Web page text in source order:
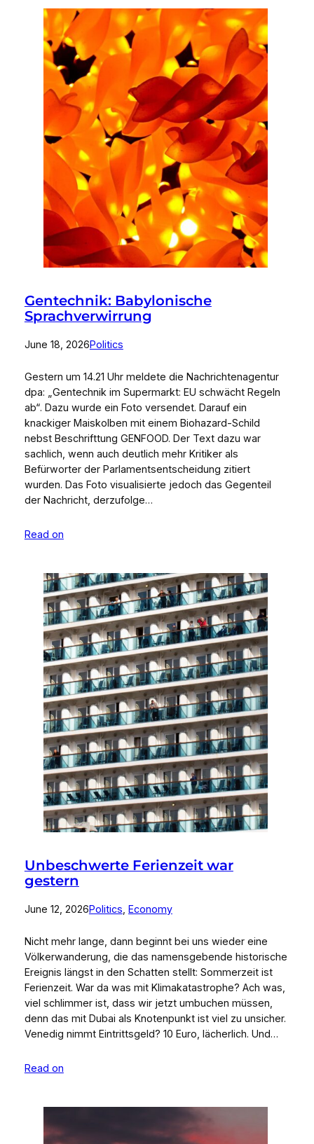
Gentechnik: Babylonische
Sprachverwirrung
June 18, 2026Politics
Gestern um 14.21 Uhr meldete die Nachrichtenagentur
dpa: „Gentechnik im Supermarkt: EU schwächt Regeln
ab“. Dazu wurde ein Foto versendet. Darauf ein
knackiger Maiskolben mit einem Biohazard-Schild
nebst Beschrifttung GENFOOD. Der Text dazu war
sachlich, wenn auch deutlich mehr Kritiker als
Befürworter der Parlamentsentscheidung zitiert
wurden. Das Foto visualisierte jedoch das Gegenteil
der Nachricht, derzufolge…
Read on
Unbeschwerte Ferienzeit war
gestern
June 12, 2026Politics Economy
Nicht mehr lange, dann beginnt bei uns wieder eine
Völkerwanderung, die das namensgebende historische
Ereignis längst in den Schatten stellt: Sommerzeit ist
Ferienzeit. War da was mit Klimakatastrophe? Ach was,
viel schlimmer ist, dass wir jetzt umbuchen müssen,
denn das mit Dubai als Knotenpunkt ist viel zu unsicher.
Venedig nimmt Eintrittsgeld? 10 Euro, lächerlich. Und…
Read on